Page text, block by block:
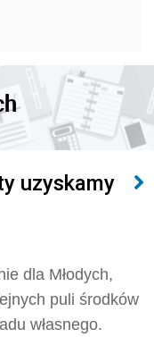
uzyskamy
dla Młodych,
puli środków
własnego.